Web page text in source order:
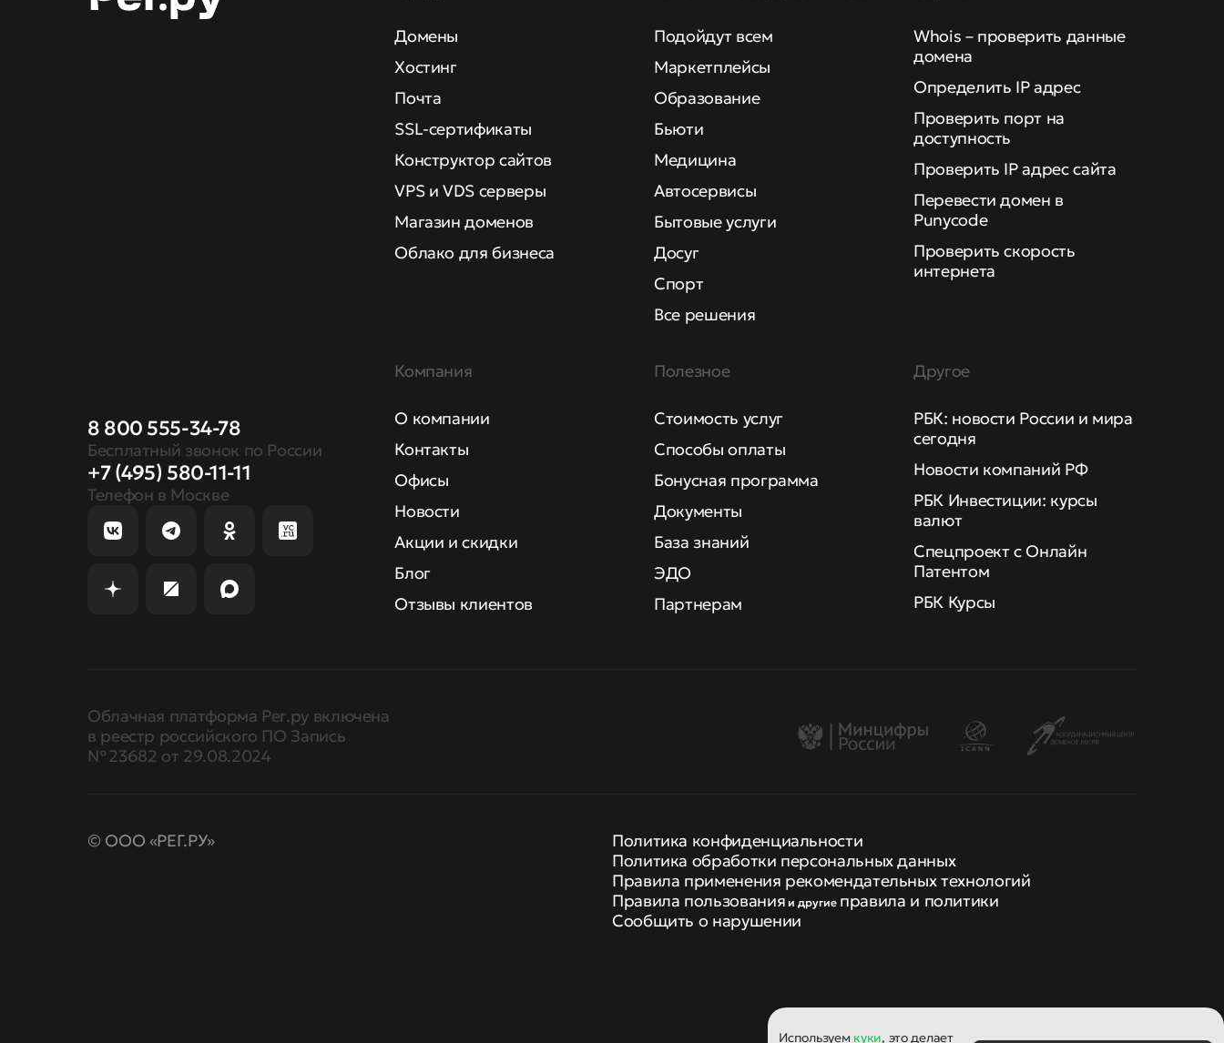
8 800 555-34-78
Бесплатный звонок по России
+7 (495) 580-11-11
Телефон в Москве
Домены
Хостинг
Почта
SSL-сертификаты
Конструктор сайтов
VPS и VDS серверы
Магазин доменов
Облако для бизнеса
Подойдут всем
Маркетплейсы
Образование
Бьюти
Медицина
Автосервисы
Бытовые услуги
Досуг
Спорт
Все решения
Whois – проверить данные
домена
Определить IP адрес
Проверить порт на
доступность
Проверить IP адрес сайта
Перевести домен в
Punycode
Проверить скорость
интернета
Компания
О компании
Контакты
Офисы
Новости
Акции и скидки
Блог
Отзывы клиентов
Полезное
Стоимость услуг
Способы оплаты
Бонусная программа
Документы
База знаний
ЭДО
Партнерам
Другое
РБК: новости России и мира
сегодня
Новости компаний РФ
РБК Инвестиции: курсы
валют
Спецпроект с Онлайн
Патентом
РБК Курсы
Облачная платформа Рег.ру включена
в реестр российского ПО Запись
№ 23682 от 29.08.2024
© ООО «РЕГ.РУ»
Политика конфиденциальности
Политика обработки персональных данных
Правила применения рекомендательных технологий
Правила пользования и другие правила и политики
Сообщить о нарушении
Используем куки, это делает